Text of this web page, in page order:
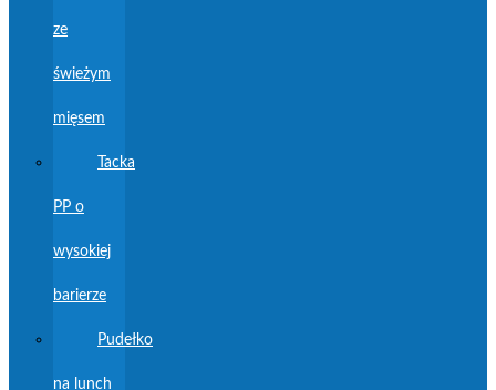
ze
świeżym
mięsem
Tacka
PP o
wysokiej
barierze
Pudełko
na lunch